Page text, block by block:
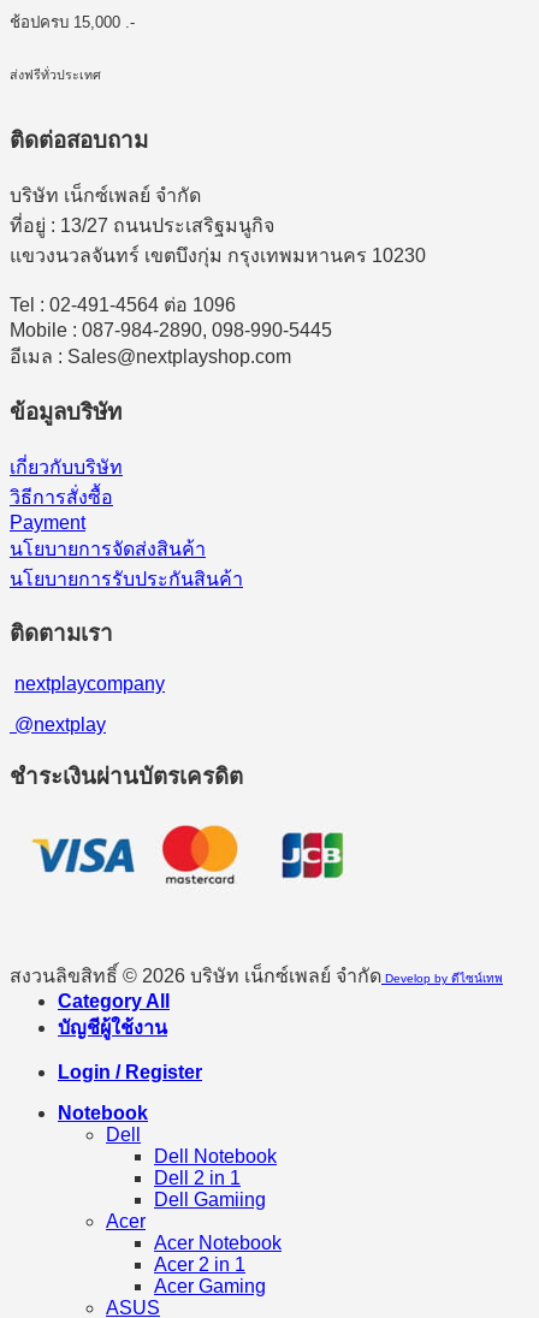
ช้อปครบ 15,000 .-
ส่งฟรีทั่วประเทศ
ติดต่อสอบถาม
บริษัท เน็กซ์เพลย์ จำกัด
ที่อยู่ : 13/27 ถนนประเสริฐมนูกิจ
แขวงนวลจันทร์ เขตบึงกุ่ม กรุงเทพมหานคร 10230
Tel : 02-491-4564 ต่อ 1096
Mobile : 087-984-2890, 098-990-5445
อีเมล : Sales@nextplayshop.com
ข้อมูลบริษัท
เกี่ยวกับบริษัท
วิธีการสั่งซื้อ
Payment
นโยบายการจัดส่งสินค้า
นโยบายการรับประกันสินค้า
ติดตามเรา
nextplaycompany
@nextplay
ชำระเงินผ่านบัตรเครดิต
สงวนลิขสิทธิ์ © 2026 บริษัท เน็กซ์เพลย์ จำกัด Develop by ดีไซน์เทพ
Category All
บัญชีผู้ใช้งาน
Login / Register
Notebook
Dell
Dell Notebook
Dell 2 in 1
Dell Gamiing
Acer
Acer Notebook
Acer 2 in 1
Acer Gaming
ASUS